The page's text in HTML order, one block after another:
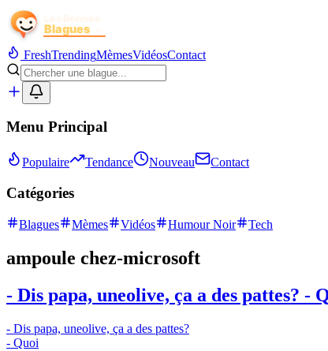
FreshTrendingMèmesVidéosContact
Menu Principal
Populaire Tendance Nouveau Contact
Catégories
Blagues Mèmes Vidéos Humour Noir Tech
ampoule chez-microsoft
- Dis papa, uneolive, ça a des pattes? -
- Dis papa, uneolive, ça a des pattes?
- Quoi